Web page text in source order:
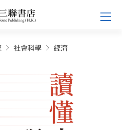
社會科學 經濟